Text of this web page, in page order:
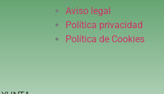
Aviso legal
Política privacidad
Política de Cookies